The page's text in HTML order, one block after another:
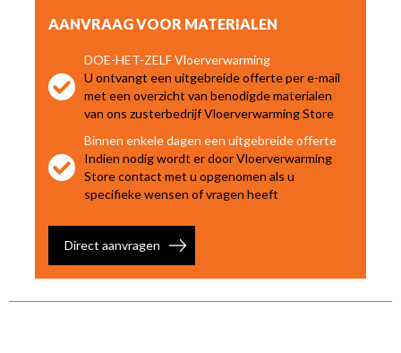
AANVRAAG VOOR MATERIALEN
DOE-HET-ZELF Vloerverwarming
U ontvangt een uitgebreide offerte per e-mail
met een overzicht van benodigde materialen
van ons zusterbedrijf Vloerverwarming Store
Binnen enkele dagen een uitgebreide offerte
Indien nodig wordt er door Vloerverwarming
Store contact met u opgenomen als u
specifieke wensen of vragen heeft
Direct aanvragen